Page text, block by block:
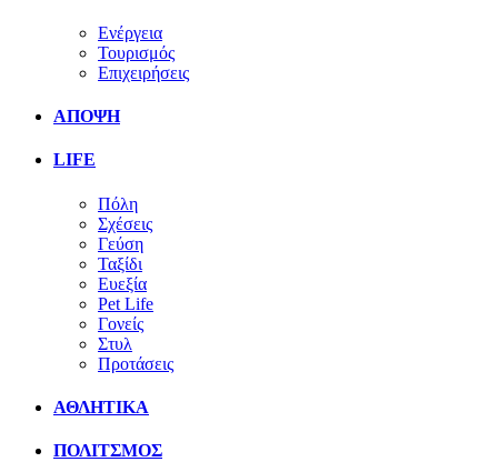
Ενέργεια
Τουρισμός
Επιχειρήσεις
ΑΠΟΨΗ
LIFE
Πόλη
Σχέσεις
Γεύση
Ταξίδι
Ευεξία
Pet Life
Γονείς
Στυλ
Προτάσεις
ΑΘΛΗΤΙΚΑ
ΠΟΛΙΤΣΜΟΣ